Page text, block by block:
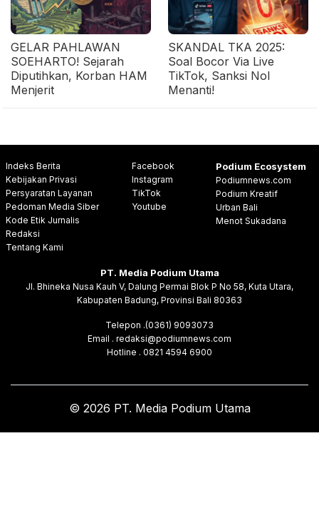
GELAR PAHLAWAN
SOEHARTO! Sejarah
Diputihkan, Korban HAM
Menjerit
SKANDAL TKA 2025:
Soal Bocor Via Live
TikTok, Sanksi Nol
Menanti!
Indeks Berita
Kebijakan Privasi
Persyaratan Layanan
Pedoman Media Siber
Kode Etik Jurnalis
Redaksi
Tentang Kami
Facebook
Instagram
TikTok
Youtube
Podium Ecosystem
Podiumnews.com
Podium Kreatif
Urban Bali
Menot Sukadana
PT. Media Podium Utama
Jl. Bhineka Nusa Kauh V, Dalung Permai Blok P No 58, Kuta Utara,
Kabupaten Badung, Provinsi Bali 80363
Telepon .(0361) 9093073
Email . redaksi@podiumnews.com
Hotline . 0821 4594 6900
© 2026 PT. Media Podium Utama